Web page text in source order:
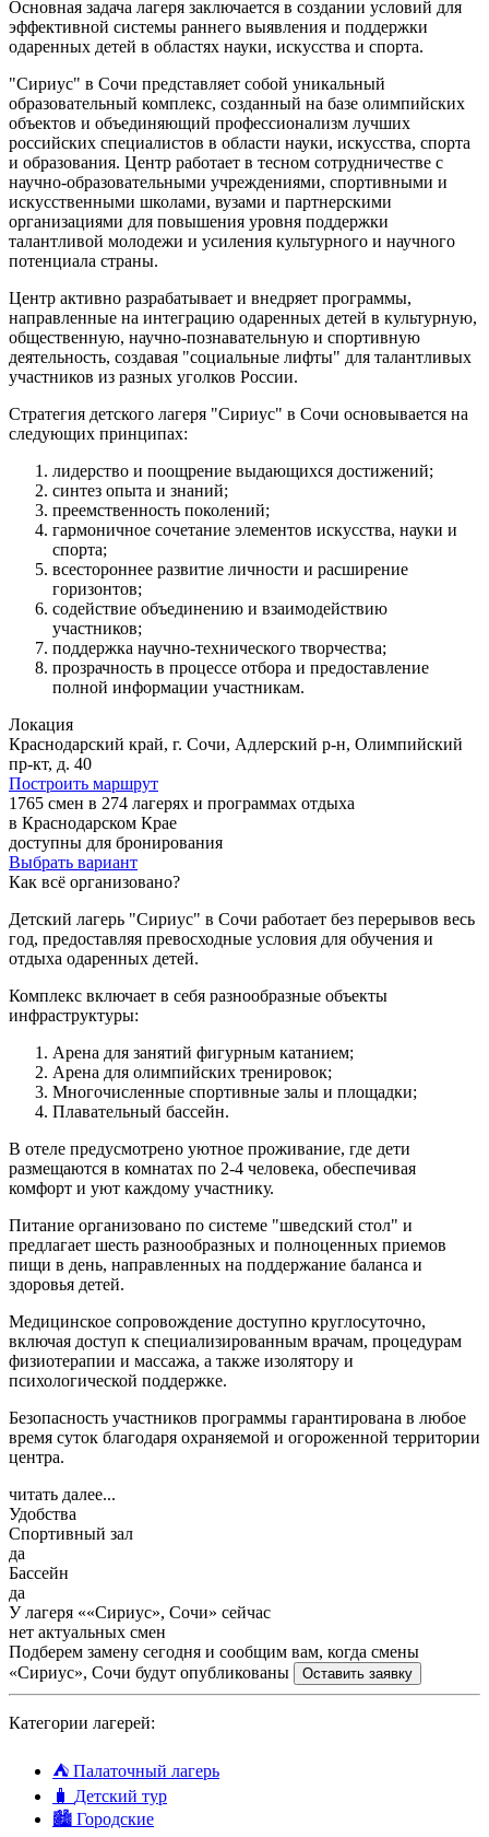
Основная задача лагеря заключается в создании условий для
эффективной системы раннего выявления и поддержки
одаренных детей в областях науки, искусства и спорта.
"Сириус" в Сочи представляет собой уникальный
образовательный комплекс, созданный на базе олимпийских
объектов и объединяющий профессионализм лучших
российских специалистов в области науки, искусства, спорта
и образования. Центр работает в тесном сотрудничестве с
научно-образовательными учреждениями, спортивными и
искусственными школами, вузами и партнерскими
организациями для повышения уровня поддержки
талантливой молодежи и усиления культурного и научного
потенциала страны.
Центр активно разрабатывает и внедряет программы,
направленные на интеграцию одаренных детей в культурную,
общественную, научно-познавательную и спортивную
деятельность, создавая "социальные лифты" для талантливых
участников из разных уголков России.
Стратегия детского лагеря "Сириус" в Сочи основывается на
следующих принципах:
лидерство и поощрение выдающихся достижений;
синтез опыта и знаний;
преемственность поколений;
гармоничное сочетание элементов искусства, науки и
спорта;
всестороннее развитие личности и расширение
горизонтов;
содействие объединению и взаимодействию
участников;
поддержка научно-технического творчества;
прозрачность в процессе отбора и предоставление
полной информации участникам.
Локация
Краснодарский край, г. Сочи, Адлерский р-н, Олимпийский
пр-кт, д. 40
Построить маршрут
1765 смен в 274 лагерях и программах отдыха
в Краснодарском Крае
доступны для бронирования
Выбрать вариант
Как всё организовано?
Детский лагерь "Сириус" в Сочи работает без перерывов весь
год, предоставляя превосходные условия для обучения и
отдыха одаренных детей.
Комплекс включает в себя разнообразные объекты
инфраструктуры:
Арена для занятий фигурным катанием;
Арена для олимпийских тренировок;
Многочисленные спортивные залы и площадки;
Плавательный бассейн.
В отеле предусмотрено уютное проживание, где дети
размещаются в комнатах по 2-4 человека, обеспечивая
комфорт и уют каждому участнику.
Питание организовано по системе "шведский стол" и
предлагает шесть разнообразных и полноценных приемов
пищи в день, направленных на поддержание баланса и
здоровья детей.
Медицинское сопровождение доступно круглосуточно,
включая доступ к специализированным врачам, процедурам
физиотерапии и массажа, а также изолятору и
психологической поддержке.
Безопасность участников программы гарантирована в любое
время суток благодаря охраняемой и огороженной территории
центра.
читать далее...
Удобства
Спортивный зал
да
Бассейн
да
У лагеря ««Сириус», Сочи» сейчас
нет актуальных смен
Подберем замену сегодня и сообщим вам, когда смены
«Сириус», Сочи будут опубликованы
Оставить заявку
Категории лагерей:
⛺ Палаточный лагерь
🧳 Детский тур
🏙️ Городские